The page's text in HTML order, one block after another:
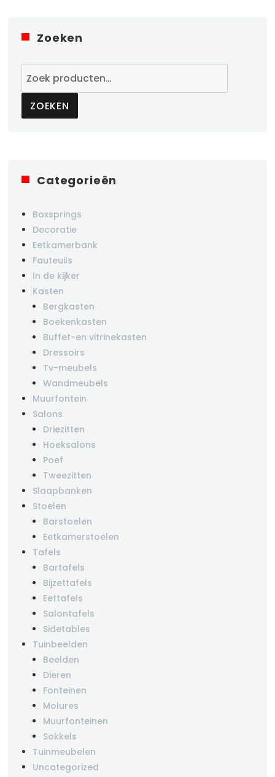
Zoeken
ZOEKEN
Categorieën
Boxsprings
Decoratie
Eetkamerbank
Fauteuils
In de kijker
Kasten
Bergkasten
Boekenkasten
Buffet-en vitrinekasten
Dressoirs
Tv-meubels
Wandmeubels
Muurfontein
Salons
Driezitten
Hoeksalons
Poef
Tweezitten
Slaapbanken
Stoelen
Barstoelen
Eetkamerstoelen
Tafels
Bartafels
Bijzettafels
Eettafels
Salontafels
Sidetables
Tuinbeelden
Beelden
Dieren
Fonteinen
Molures
Muurfonteinen
Sokkels
Tuinmeubelen
Uncategorized